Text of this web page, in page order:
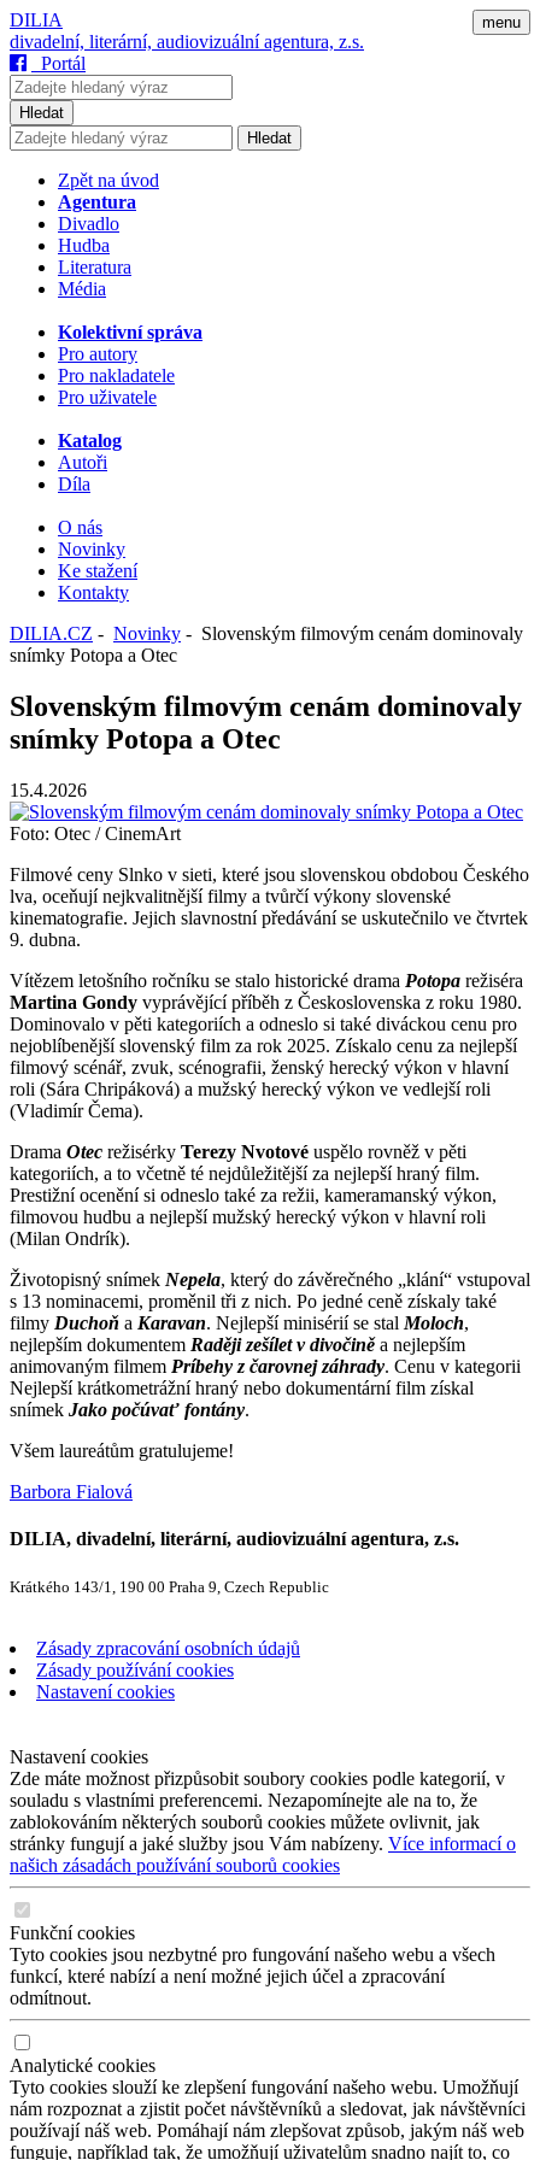
menu
DILIA
divadelní, literární, audiovizuální agentura, z.s.
Portál
Hledat
Hledat
Zpět na úvod
Agentura
Divadlo
Hudba
Literatura
Média
Kolektivní správa
Pro autory
Pro nakladatele
Pro uživatele
Katalog
Autoři
Díla
O nás
Novinky
Ke stažení
Kontakty
DILIA.CZ - Novinky - Slovenským filmovým cenám dominovaly
snímky Potopa a Otec
Slovenským filmovým cenám dominovaly
snímky Potopa a Otec
15.4.2026
Foto: Otec / CinemArt
Filmové ceny Slnko v sieti, které jsou slovenskou obdobou Českého
lva, oceňují nejkvalitnější filmy a tvůrčí výkony slovenské
kinematografie. Jejich slavnostní předávání se uskutečnilo ve čtvrtek
9. dubna.
Vítězem letošního ročníku se stalo historické drama Potopa režiséra
Martina Gondy vyprávějící příběh z Československa z roku 1980.
Dominovalo v pěti kategoriích a odneslo si také diváckou cenu pro
nejoblíbenější slovenský film za rok 2025. Získalo cenu za nejlepší
filmový scénář, zvuk, scénografii, ženský herecký výkon v hlavní
roli (Sára Chripáková) a mužský herecký výkon ve vedlejší roli
(Vladimír Čema).
Drama Otec režisérky Terezy Nvotové uspělo rovněž v pěti
kategoriích, a to včetně té nejdůležitější za nejlepší hraný film.
Prestižní ocenění si odneslo také za režii, kameramanský výkon,
filmovou hudbu a nejlepší mužský herecký výkon v hlavní roli
(Milan Ondrík).
Životopisný snímek Nepela, který do závěrečného „klání“ vstupoval
s 13 nominacemi, proměnil tři z nich. Po jedné ceně získaly také
filmy Duchoň a Karavan. Nejlepší minisérií se stal Moloch,
nejlepším dokumentem Raději zešílet v divočiněa nejlepším
animovaným filmem Príbehy z čarovnej záhrady. Cenu v kategorii
Nejlepší krátkometrážní hraný nebo dokumentární film získal
snímek Jako počúvať fontány.
Všem laureátům gratulujeme!
Barbora Fialová
DILIA, divadelní, literární, audiovizuální agentura, z.s.
Krátkého 143/1, 190 00 Praha 9, Czech Republic
Zásady zpracování osobních údajů
Zásady používání cookies
Nastavení cookies
Nastavení cookies
Zde máte možnost přizpůsobit soubory cookies podle kategorií, v
souladu s vlastními preferencemi. Nezapomínejte ale na to, že
zablokováním některých souborů cookies můžete ovlivnit, jak
stránky fungují a jaké služby jsou Vám nabízeny. Více informací o
našich zásadách používání souborů cookies
Funkční cookies
Tyto cookies jsou nezbytné pro fungování našeho webu a všech
funkcí, které nabízí a není možné jejich účel a zpracování
odmítnout.
Analytické cookies
Tyto cookies slouží ke zlepšení fungování našeho webu. Umožňují
nám rozpoznat a zjistit počet návštěvníků a sledovat, jak návštěvníci
používají náš web. Pomáhají nám zlepšovat způsob, jakým náš web
funguje, například tak, že umožňují uživatelům snadno najít to, co